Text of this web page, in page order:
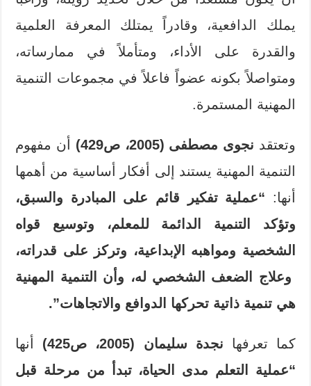
يملك الدافعية، وقادراً يمتلك المعرفة العلمية
والقدرة على الأداء، ومتأملاً في ممارساته،
ومتواصلاً بكونه عضواً فاعلاً في مجموعات التنمية
المهنية المستمرة.
وتعتقد نجوى مصطفى (2005، ص429)
أن مفهوم
التنمية المهنية يستند إلى أفكار أساسية من أهمها
أنها: “عملية تفكير قائم على المبادرة والسبق،
وتؤكد التنمية الدائمة للمعلم، وتوسيع قواه
الشخصية ومواهبه الإبداعية، وتركز على قدراته،
وعلاج الضعف الشخصي له، وأن التنمية المهنية
هي تنمية ذاتية تحركها الدوافع والاتجاهات”.
كما تعرفها نجدة سليمان (2005، ص425)
أنها
“عملية التعلم مدى الحياة، تبدأ من مرحلة قبل